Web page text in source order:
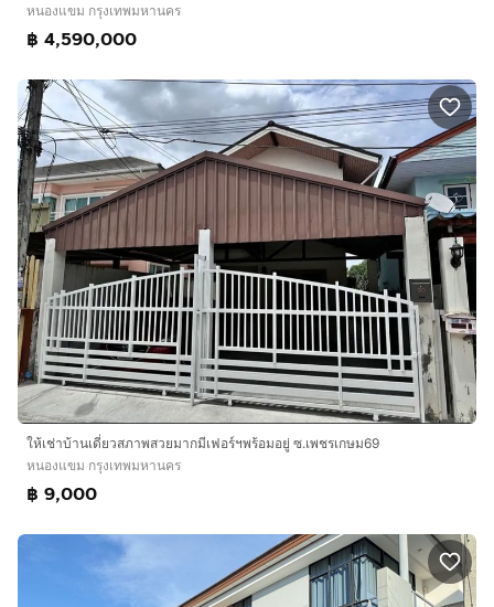
หนองแขม กรุงเทพมหานคร
฿ 4,590,000
ให้เช่าบ้านเดี่ยวสภาพสวยมากมีเฟอร์ฯพร้อมอยู่ ซ.เพชรเกษม69
หนองแขม กรุงเทพมหานคร
฿ 9,000